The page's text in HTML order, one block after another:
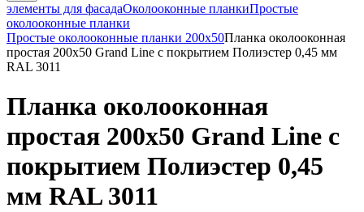
элементы для фасадаОколооконные планкиПростые
околооконные планки
Простые околооконные планки 200x50Планка околооконная
простая 200x50 Grand Line с покрытием Полиэстер 0,45 мм
RAL 3011
Планка околооконная
простая 200x50 Grand Line с
покрытием Полиэстер 0,45
мм RAL 3011